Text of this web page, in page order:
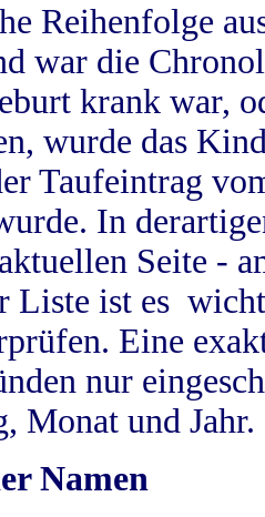
Reihenfolge
war die
krank war,
wurde das
Taufeintrag
In
Seite -
Liste ist es
Eine
nur
Monat und Jahr.
Namen